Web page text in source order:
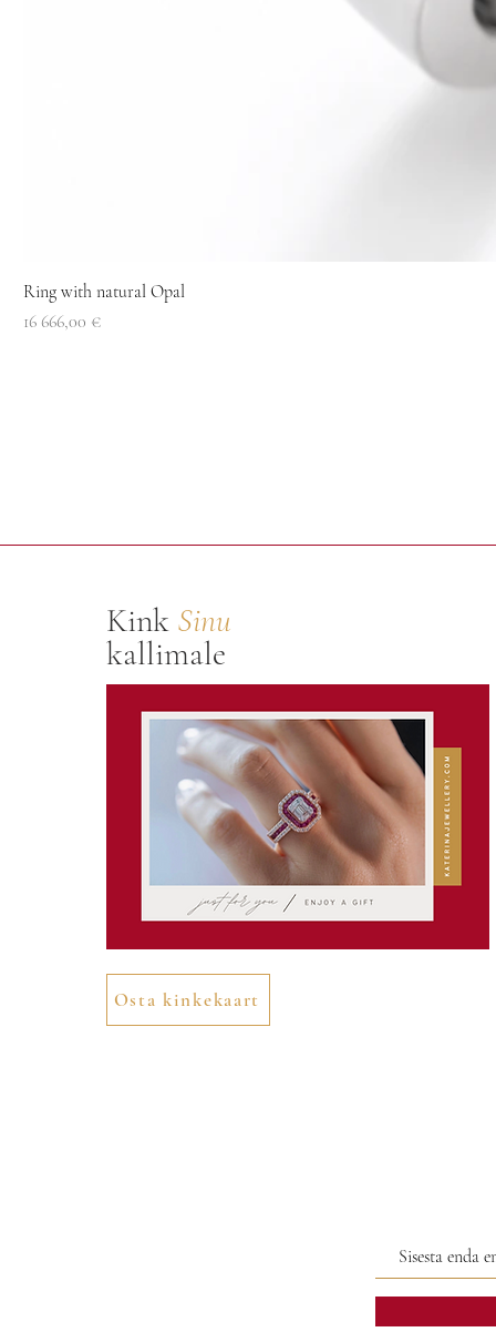
Ring with natural Opal
Price
16 666,00 €
Kink Sinu
kallimale
Osta kinkekaart